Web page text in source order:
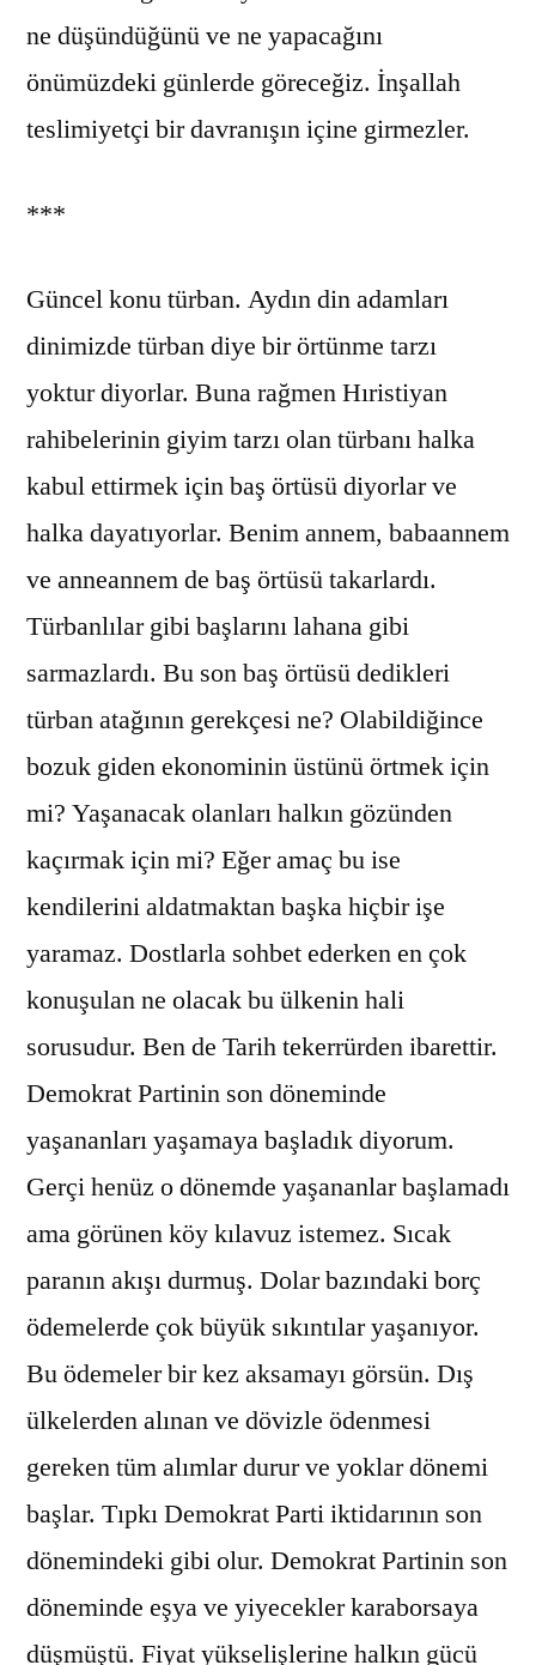
ne düşündüğünü ve ne yapacağını
önümüzdeki günlerde göreceğiz. İnşallah
teslimiyetçi bir davranışın içine girmezler.
***
Güncel konu türban. Aydın din adamları
dinimizde türban diye bir örtünme tarzı
yoktur diyorlar. Buna rağmen Hıristiyan
rahibelerinin giyim tarzı olan türbanı halka
kabul ettirmek için baş örtüsü diyorlar ve
halka dayatıyorlar. Benim annem, babaannem
ve anneannem de baş örtüsü takarlardı.
Türbanlılar gibi başlarını lahana gibi
sarmazlardı. Bu son baş örtüsü dedikleri
türban atağının gerekçesi ne? Olabildiğince
bozuk giden ekonominin üstünü örtmek için
mi? Yaşanacak olanları halkın gözünden
kaçırmak için mi? Eğer amaç bu ise
kendilerini aldatmaktan başka hiçbir işe
yaramaz. Dostlarla sohbet ederken en çok
konuşulan ne olacak bu ülkenin hali
sorusudur. Ben de Tarih tekerrürden ibarettir.
Demokrat Partinin son döneminde
yaşananları yaşamaya başladık diyorum.
Gerçi henüz o dönemde yaşananlar başlamadı
ama görünen köy kılavuz istemez. Sıcak
paranın akışı durmuş. Dolar bazındaki borç
ödemelerde çok büyük sıkıntılar yaşanıyor.
Bu ödemeler bir kez aksamayı görsün. Dış
ülkelerden alınan ve dövizle ödenmesi
gereken tüm alımlar durur ve yoklar dönemi
başlar. Tıpkı Demokrat Parti iktidarının son
dönemindeki gibi olur. Demokrat Partinin son
döneminde eşya ve yiyecekler karaborsaya
düşmüştü. Fiyat yükselişlerine halkın gücü